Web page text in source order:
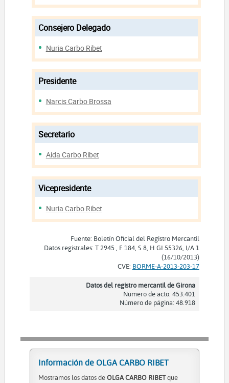
Consejero Delegado
Nuria Carbo Ribet
Presidente
Narcis Carbo Brossa
Secretario
Aida Carbo Ribet
Vicepresidente
Nuria Carbo Ribet
Fuente: Boletín Oficial del Registro Mercantil
Datos registrales: T 2945 , F 184, S 8, H GI 55326, I/A 1
(16/10/2013)
CVE: BORME-A-2013-203-17
Datos del registro mercantil de Girona
Número de acto: 453.401
Número de página: 48.918
Información de OLGA CARBO RIBET
Mostramos los datos deOLGA CARBO RIBETque